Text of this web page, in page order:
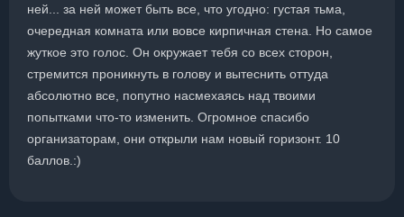
ней... за ней может быть все, что угодно: густая тьма,
очередная комната или вовсе кирпичная стена. Но самое
жуткое это голос. Он окружает тебя со всех сторон,
стремится проникнуть в голову и вытеснить оттуда
абсолютно все, попутно насмехаясь над твоими
попытками что-то изменить. Огромное спасибо
организаторам, они открыли нам новый горизонт. 10
баллов.:)